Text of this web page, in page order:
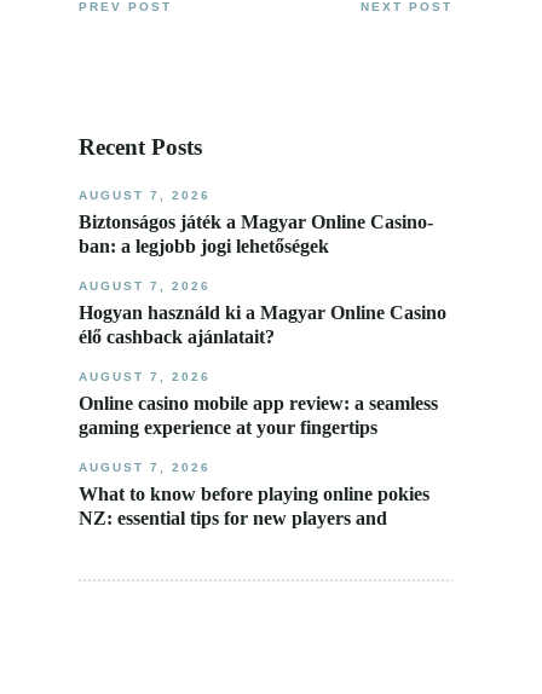
PREV POST NEXT POST
Recent Posts
AUGUST 7, 2026
Biztonságos játék a Magyar Online Casino-
ban: a legjobb jogi lehetőségek
AUGUST 7, 2026
Hogyan használd ki a Magyar Online Casino
élő cashback ajánlatait?
AUGUST 7, 2026
Online casino mobile app review: a seamless
gaming experience at your fingertips
AUGUST 7, 2026
What to know before playing online pokies
NZ: essential tips for new players and